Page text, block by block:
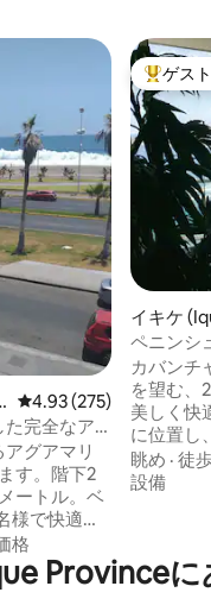
レビュー275件、5つ星
4.93 (275)
完全なア
グアマリ
す。階下2
ートル。ベ
様で快適に
ーから
ます。道路
続くビーチ
格
大好評
ゲス
イキケ
ン・アパ
ペニンシ
ューのア
カバンチ
を望む、
美しく快
に位置し
す。 地
大きな車
ッチン、
在が快
眺め · 徒
設備
Province